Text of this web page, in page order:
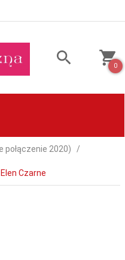
0
połączenie 2020)
Czarne